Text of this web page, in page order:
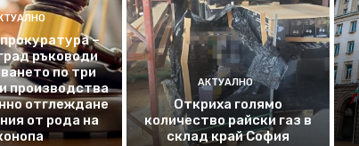
–
ръководи
по три
производства
отглеждане
от рода на
АКТУАЛНО
Откриха голямо
количество райски газ в
склад край София